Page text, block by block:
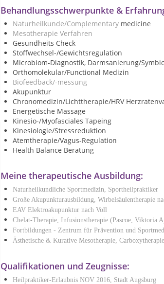
Behandlungsschwerpunkte &
Naturheilkunde/Complementary medicine
Mesotherapie Verfahren
Gesundheits Check
Stoffwechsel-/Gewichtsregulation
Microbiom-Diagnostik, Darmsanierung/
Orthomolekular/Functional Medizin
Biofeedback/-messung
Akupunktur
Chronomedizin/Lichttherapie/HRV
Energetische Massage
Kinesio-/Myofasciales Tapeing
Kinesiologie/Stressreduktion
Atemtherapie/Vagus-Regulation
Health Balance Beratung
Meine therapeutische Ausbildung:
Naturheilkundliche Sportmedizin, Sportheilpraktiker
Große Akupunkturausbildung, Wirbelsäulentherapie
EAV Elektroakupunktur nach Voll
Chelat-Therapie, Infusionstherapie (Pascoe, Viktoria
Fortbildungen - Zentrum für Prävention und
Ästhetische & Kurative Mesotherapie, Carboxytherapie
Qualifikationen und Zeugnisse:
Heilpraktiker-Erlaubnis NOV 2016, Stadt Augsburg